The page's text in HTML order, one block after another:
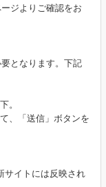
ジよりご確認をお
となります。下記
。
、「送信」ボタンを
サイトには反映され